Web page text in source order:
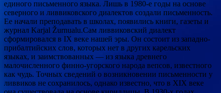
единого письменного языка. Лишь в 1980-е годы на основе
северного и ливвиковского диалектов создали письменность.
Ее начали преподавать в школах, появились книги, газеты и
журнал Karjal Žurnualu.Сам ливвиковский диалект
сформировался в IX веке нашей эры. Он состоит из западно-
прибалтийских слов, которых нет в других карельских
языках, и заимствованных — из языка древнего
малочисленного финно-угорского народа вепсов, известного
как чудь. Точных сведений о возникновении письменности у
ливвиков не сохранилось, однако известно, что в XIX веке